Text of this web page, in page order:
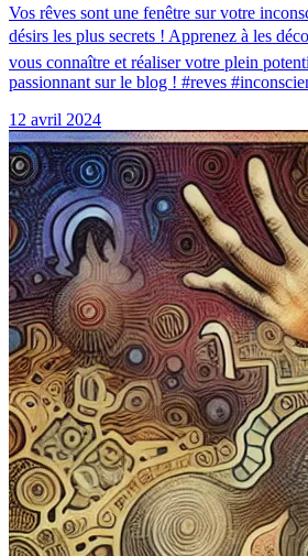
Vos rêves sont une fenêtre sur votre
désirs les plus secrets ! Apprenez à les
vous connaître et réaliser votre plein
passionnant sur le blog ! #reves
12 avril 2024